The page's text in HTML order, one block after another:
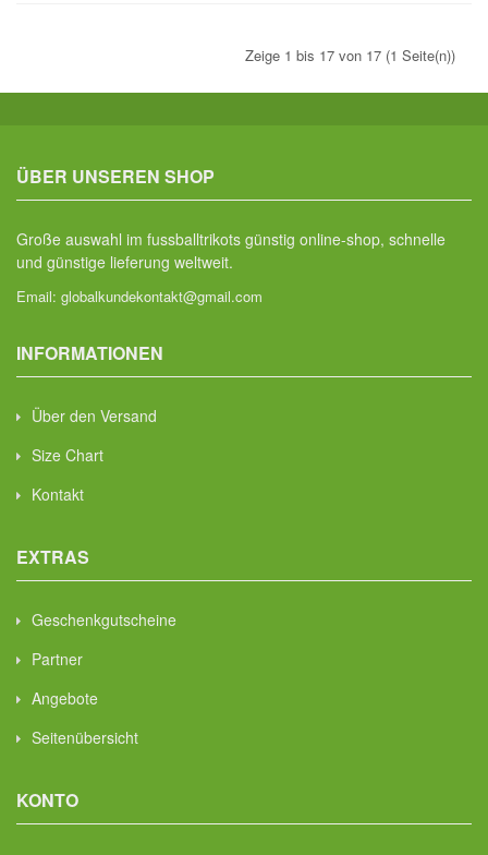
Zeige 1 bis 17 von 17 (1 Seite(n))
ÜBER UNSEREN SHOP
Große auswahl im fussballtrikots günstig online-shop, schnelle
und günstige lieferung weltweit.
Email: globalkundekontakt@gmail.com
INFORMATIONEN
Über den Versand
Size Chart
Kontakt
EXTRAS
Geschenkgutscheine
Partner
Angebote
Seitenübersicht
KONTO